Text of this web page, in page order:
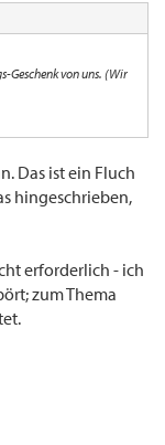
Geschenk von uns. (Wir
Das ist ein Fluch
hingeschrieben,
erforderlich - ich
zum Thema